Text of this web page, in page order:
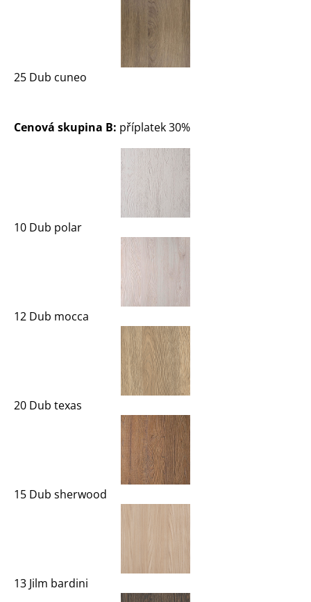
25 Dub cuneo
Cenová skupina B: příplatek 30%
10 Dub polar
12 Dub mocca
20 Dub texas
15 Dub sherwood
13 Jilm bardini